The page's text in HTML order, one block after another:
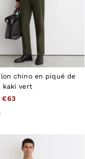
chino en piqué de
kaki vert
€63